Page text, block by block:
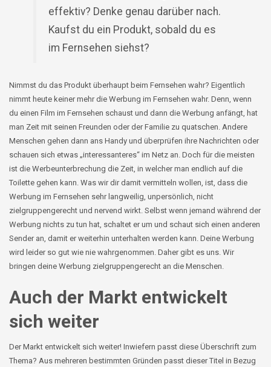
effektiv? Denke genau darüber nach.
Kaufst du ein Produkt, sobald du es
im Fernsehen siehst?
Nimmst du das Produkt überhaupt beim Fernsehen wahr? Eigentlich
nimmt heute keiner mehr die Werbung im Fernsehen wahr. Denn, wenn
du einen Film im Fernsehen schaust und dann die Werbung anfängt, hat
man Zeit mit seinen Freunden oder der Familie zu quatschen. Andere
Menschen gehen dann ans Handy und überprüfen ihre Nachrichten oder
schauen sich etwas „interessanteres“ im Netz an. Doch für die meisten
ist die Werbeunterbrechung die Zeit, in welcher man endlich auf die
Toilette gehen kann. Was wir dir damit vermitteln wollen, ist, dass die
Werbung im Fernsehen sehr langweilig, unpersönlich, nicht
zielgruppengerecht und nervend wirkt. Selbst wenn jemand während der
Werbung nichts zu tun hat, schaltet er um und schaut sich einen anderen
Sender an, damit er weiterhin unterhalten werden kann. Deine Werbung
wird leider so gut wie nie wahrgenommen. Daher gibt es uns. Wir
bringen deine Werbung zielgruppengerecht an die Menschen.
Auch der Markt entwickelt
sich weiter
Der Markt entwickelt sich weiter! Inwiefern passt diese Überschrift zum
Thema? Aus mehreren bestimmten Gründen passt dieser Titel in Bezug